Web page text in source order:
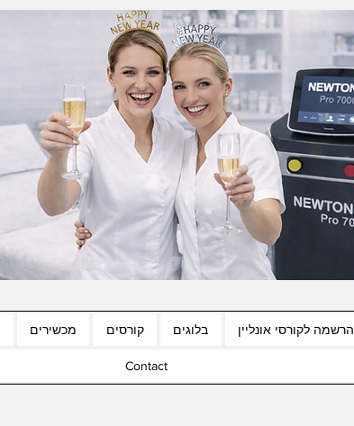
מכשירים קורסים בלוגים הרשמה לקורסי אונליין
Contact